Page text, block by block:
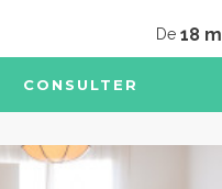
De 18 m
CONSULTER